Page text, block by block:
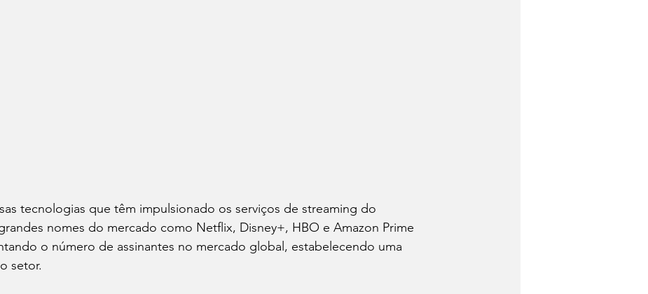
tecnologias que têm impulsionado os serviços de streaming do
nomes do mercado como Netflix, Disney+, HBO e Amazon Prime
o número de assinantes no mercado global, estabelecendo uma
setor.